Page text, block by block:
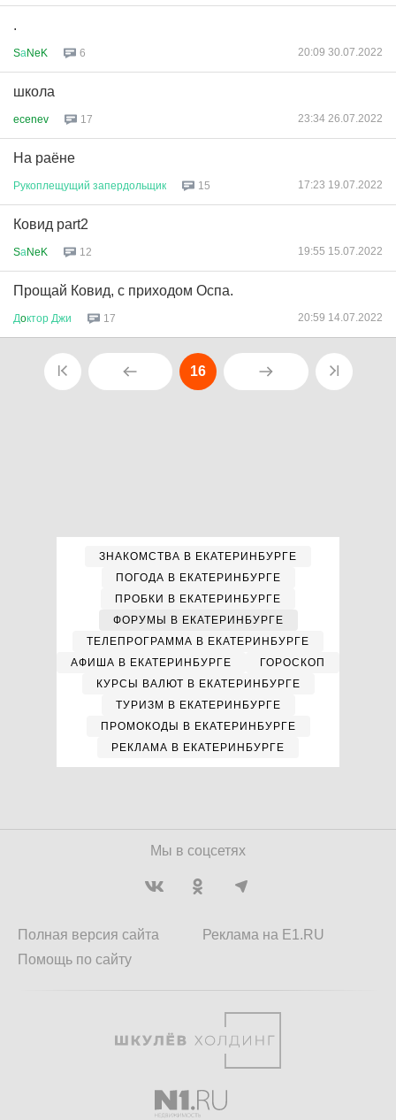
.
SаNeK 6 20:09 30.07.2022
школа
ecenev 17 23:34 26.07.2022
На раёне
Рукоплещущий запердольщик 15 17:23 19.07.2022
Ковид part2
SаNeK 12 19:55 15.07.2022
Прощай Ковид, с приходом Оспа.
Дoктор Джи 17 20:59 14.07.2022
16
ЗНАКОМСТВА В ЕКАТЕРИНБУРГЕ
ПОГОДА В ЕКАТЕРИНБУРГЕ
ПРОБКИ В ЕКАТЕРИНБУРГЕ
ФОРУМЫ В ЕКАТЕРИНБУРГЕ
ТЕЛЕПРОГРАММА В ЕКАТЕРИНБУРГЕ
АФИША В ЕКАТЕРИНБУРГЕ
ГОРОСКОП
КУРСЫ ВАЛЮТ В ЕКАТЕРИНБУРГЕ
ТУРИЗМ В ЕКАТЕРИНБУРГЕ
ПРОМОКОДЫ В ЕКАТЕРИНБУРГЕ
РЕКЛАМА В ЕКАТЕРИНБУРГЕ
Мы в соцсетях
Полная версия сайта
Помощь по сайту
Реклама на E1.RU